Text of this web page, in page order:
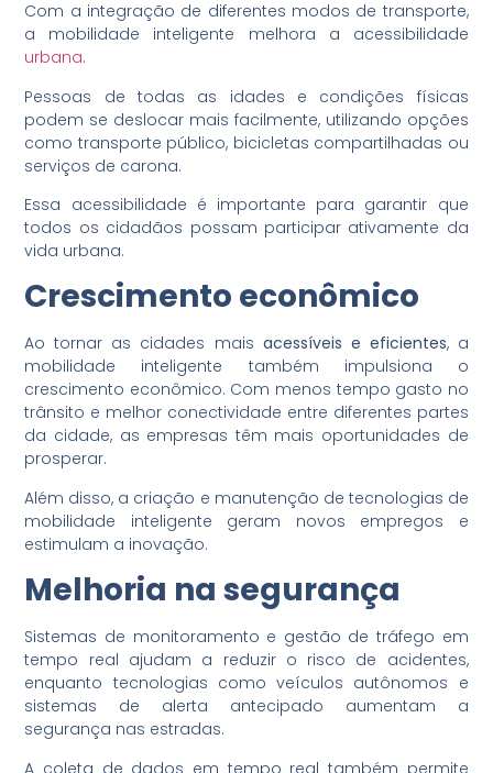
Com a integração de diferentes modos de transporte,
a mobilidade inteligente melhora a acessibilidade
urbana.
Pessoas de todas as idades e condições físicas
podem se deslocar mais facilmente, utilizando opções
como transporte público, bicicletas compartilhadas ou
serviços de carona.
Essa acessibilidade é importante para garantir que
todos os cidadãos possam participar ativamente da
vida urbana.
Crescimento econômico
Ao tornar as cidades mais acessíveis e eficientes, a
mobilidade inteligente também impulsiona o
crescimento econômico. Com menos tempo gasto no
trânsito e melhor conectividade entre diferentes partes
da cidade, as empresas têm mais oportunidades de
prosperar.
Além disso, a criação e manutenção de tecnologias de
mobilidade inteligente geram novos empregos e
estimulam a inovação.
Melhoria na segurança
Sistemas de monitoramento e gestão de tráfego em
tempo real ajudam a reduzir o risco de acidentes,
enquanto tecnologias como veículos autônomos e
sistemas de alerta antecipado aumentam a
segurança nas estradas.
A coleta de dados em tempo real também permite